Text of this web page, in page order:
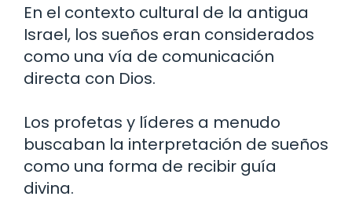
En el contexto cultural de la antigua
Israel, los sueños eran considerados
como una vía de comunicación
directa con Dios.
Los profetas y líderes a menudo
buscaban la interpretación de sueños
como una forma de recibir guía
divina.